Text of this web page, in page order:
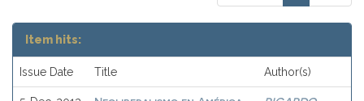
Item hits:
Issue Date Title Author(s)